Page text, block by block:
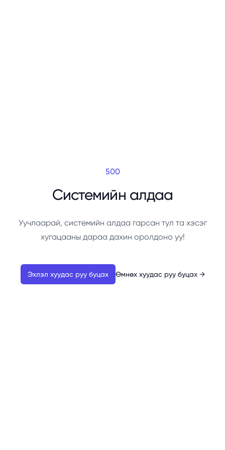
500
Системийн алдаа
Уучлаарай, системийн алдаа гарсан тул та хэсэг
хугацааны дараа дахин оролдоно уу!
Эхлэл хуудас руу буцах Өмнөх хуудас руу буцах →